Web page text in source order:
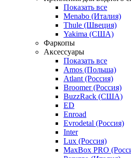
Показать все
Menabo (Италия)
Thule (Швеция)
Yakima (США)
Фаркопы
Аксессуары
Показать все
Amos (Польша)
Atlant (Россия)
Broomer (Россия)
BuzzRack (США)
ED
Enroad
Evrodetal (Россия)
Inter
Lux (Россия)
MaxBox PRO